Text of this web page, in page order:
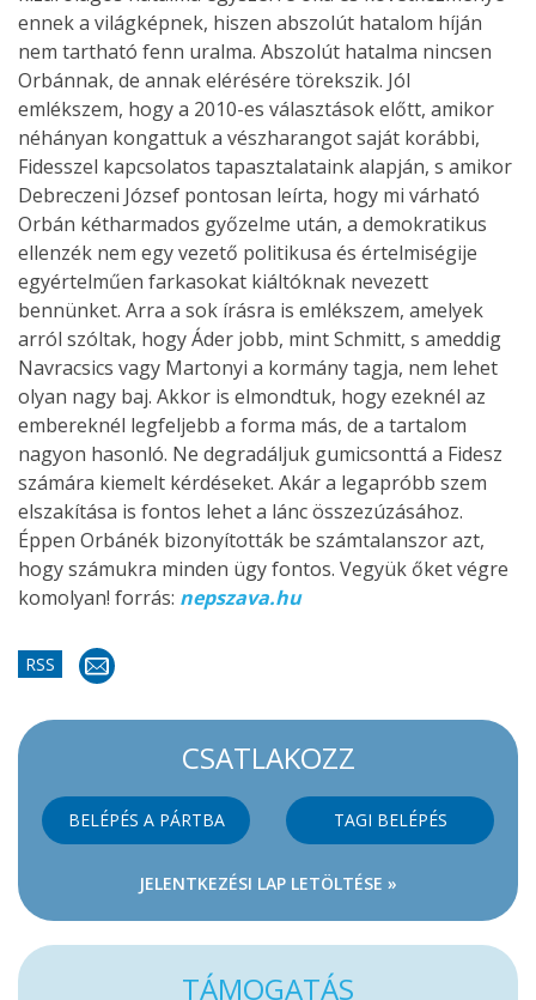
ennek a világképnek, hiszen abszolút hatalom híján
nem tartható fenn uralma. Abszolút hatalma nincsen
Orbánnak, de annak elérésére törekszik. Jól
emlékszem, hogy a 2010-es választások előtt, amikor
néhányan kongattuk a vészharangot saját korábbi,
Fidesszel kapcsolatos tapasztalataink alapján, s amikor
Debreczeni József pontosan leírta, hogy mi várható
Orbán kétharmados győzelme után, a demokratikus
ellenzék nem egy vezető politikusa és értelmiségije
egyértelműen farkasokat kiáltóknak nevezett
bennünket. Arra a sok írásra is emlékszem, amelyek
arról szóltak, hogy Áder jobb, mint Schmitt, s ameddig
Navracsics vagy Martonyi a kormány tagja, nem lehet
olyan nagy baj. Akkor is elmondtuk, hogy ezeknél az
embereknél legfeljebb a forma más, de a tartalom
nagyon hasonló. Ne degradáljuk gumicsonttá a Fidesz
számára kiemelt kérdéseket. Akár a legapróbb szem
elszakítása is fontos lehet a lánc összezúzásához.
Éppen Orbánék bizonyították be számtalanszor azt,
hogy számukra minden ügy fontos. Vegyük őket végre
komolyan! forrás: nepszava.hu
RSS
CSATLAKOZZ
BELÉPÉS A PÁRTBA TAGI BELÉPÉS
JELENTKEZÉSI LAP LETÖLTÉSE »
TÁMOGATÁS